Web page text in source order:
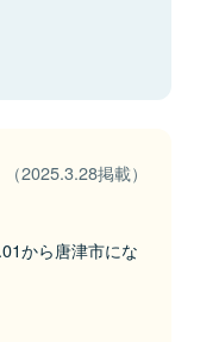
（2025.3.28掲載）
から唐津市にな